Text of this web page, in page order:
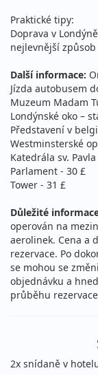
Praktické tipy:
Doprava v
nejlevnější
Další informace:
Jízda autobusem
Muzeum Madam
Londýnské oko –
Představení v
Westminsterské
Katedrála sv.
Parlament - 30 £
Tower - 31 £
Důležité
operován na
aerolinek. Cena a
rezervace. Po
se mohou se
objednávku a
průběhu
2x snídaně v